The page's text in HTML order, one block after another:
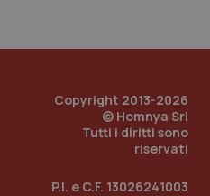
Copyright 2013-2026
© Homnya Srl
Tutti i diritti sono
riservati
P.I. e C.F. 13026241003